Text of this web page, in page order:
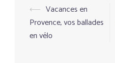
Navigation
d’article
⟵ Vacances en
Provence, vos ballades
en vélo